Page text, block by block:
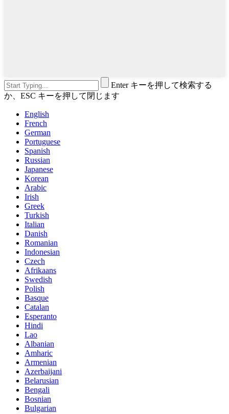
Enter キーを押して検索する
か、ESC キーを押して閉じます
English
French
German
Portuguese
Spanish
Russian
Japanese
Korean
Arabic
Irish
Greek
Turkish
Italian
Danish
Romanian
Indonesian
Czech
Afrikaans
Swedish
Polish
Basque
Catalan
Esperanto
Hindi
Lao
Albanian
Amharic
Armenian
Azerbaijani
Belarusian
Bengali
Bosnian
Bulgarian